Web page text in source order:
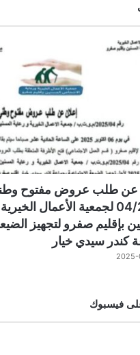
عن طلب عروض مفتوح
04/2025 لجمعية الأعمال
بإقليم صفرو لتجهيز
كندر سيدي خيار
2025-
على فيسبوك